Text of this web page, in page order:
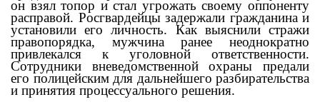
он взял топор и стал угрожать своему оппоненту
расправой. Росгвардейцы задержали гражданина и
установили его личность. Как выяснили стражи
правопорядка, мужчина ранее неоднократно
привлекался к уголовной ответственности.
Сотрудники вневедомственной охраны предали
его полицейским для дальнейшего разбирательства
и принятия процессуального решения.